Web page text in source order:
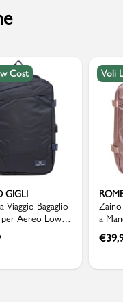
Cost
GIGLI
Viaggio Bagaglio
per Aereo Low
Romeo Gigli
Voli
Zaino
a
Cost
€